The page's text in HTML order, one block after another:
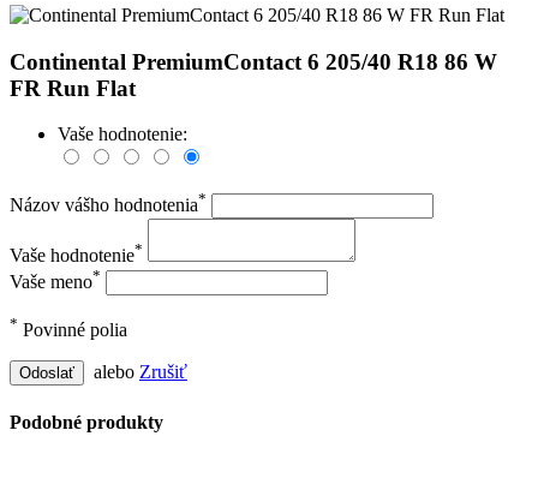
Continental PremiumContact 6 205/40 R18 86 W
FR Run Flat
Vaše hodnotenie:
Názov vášho hodnotenia*
Vaše hodnotenie*
Vaše meno*
* Povinné polia
Odoslať alebo Zrušiť
Podobné produkty